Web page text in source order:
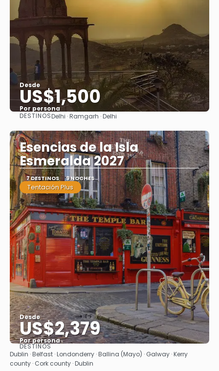
Desde
US$1,500
Por persona
Ver
DESTINOSDelhi · Ramgarh · Delhi
Esencias de la Isla
Esmeralda 2027
7 DESTINOS 9 NOCHES
Tentación Plus
Desde
US$2,379
Por persona
Ver
DESTINOS
Dublin · Belfast · Londonderry · Ballina (Mayo) · Galway · Kerry
county · Cork county · Dublin